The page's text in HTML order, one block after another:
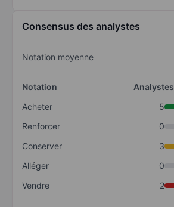
Consensus des analystes
Notation moyenne
Notation
Analystes
Acheter
5
Renforcer
0
Conserver
3
Alléger
0
Vendre
2